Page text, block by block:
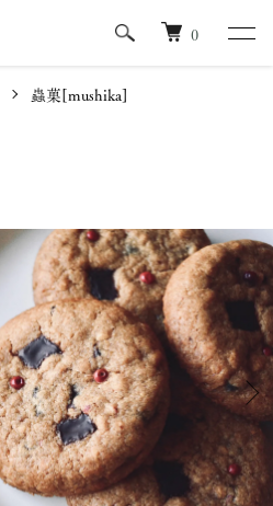
0
蟲菓[mushika]